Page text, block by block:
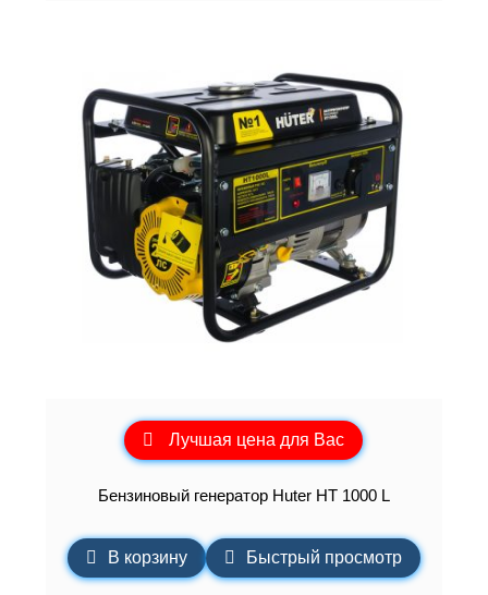
Лучшая цена для Вас
Бензиновый генератор Huter HT 1000 L
В корзину Быстрый просмотр